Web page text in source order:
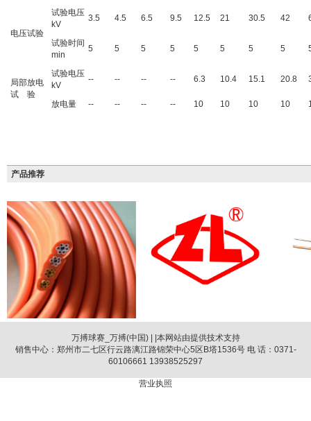
电压试验
试验电压
kV
3.5 4.5 6.5 9.5 12.5 21 30.5 42
试验时间
min
5 5 5 5 5 5 5 5
局部放电
试 验
试验电压
kV
-- -- -- -- 6.3 10.4 15.1 20.8
放电量 -- -- -- -- 10 10 10 10
产品推荐
万搏球赛_万搏(中国)
| |本网站由提供技术支持
销售中心：郑州市二七区行云路漓江路锦荣中心5区B塔1536号 电 话：0371-
60106661 13938525297
营业执照